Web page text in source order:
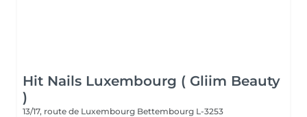
Hit Nails Luxembourg ( Gliim Beauty
)
13/17, route de Luxembourg Bettembourg L-3253